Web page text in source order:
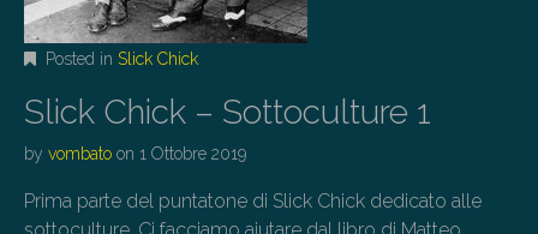
Posted in Slick Chick
Slick Chick – Sottoculture 1
by vombato on 1 Ottobre 2019
Prima parte del puntatone di Slick Chick dedicato alle